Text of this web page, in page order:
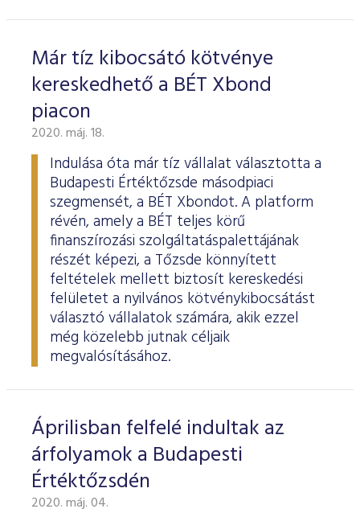
Már tíz kibocsátó kötvénye
kereskedhető a BÉT Xbond
piacon
2020. máj. 18.
Indulása óta már tíz vállalat választotta a
Budapesti Értéktőzsde másodpiaci
szegmensét, a BÉT Xbondot. A platform
révén, amely a BÉT teljes körű
finanszírozási szolgáltatáspalettájának
részét képezi, a Tőzsde könnyített
feltételek mellett biztosít kereskedési
felületet a nyilvános kötvénykibocsátást
választó vállalatok számára, akik ezzel
még közelebb jutnak céljaik
megvalósításához.
Áprilisban felfelé indultak az
árfolyamok a Budapesti
Értéktőzsdén
2020. máj. 04.